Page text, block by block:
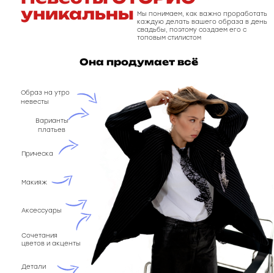
уникальны Мы понимаем, как важно проработать
каждую делать вашего образа в день
свадьбы, поэтому создаем его с
топовым стилистом
Она продумает всё
Образ на утро
невесты
Детали
Аксессуары
Варианты
платьев
Прическа
Макияж
Сочетания
цветов и акценты